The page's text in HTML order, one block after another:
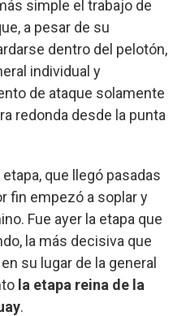
simple el trabajo de
a pesar de su
dentro del pelotón,
individual y
de ataque solamente
redonda desde la punta
que llegó pasadas
fin empezó a soplar y
Fue ayer la etapa que
la más decisiva que
su lugar de la general
la etapa reina de la
.